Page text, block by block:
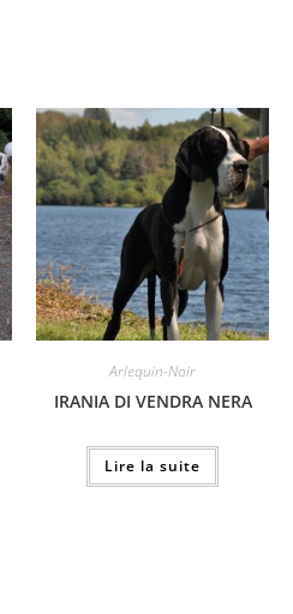
Arlequin-Noir
IRANIA DI VENDRA NERA
Lire la suite